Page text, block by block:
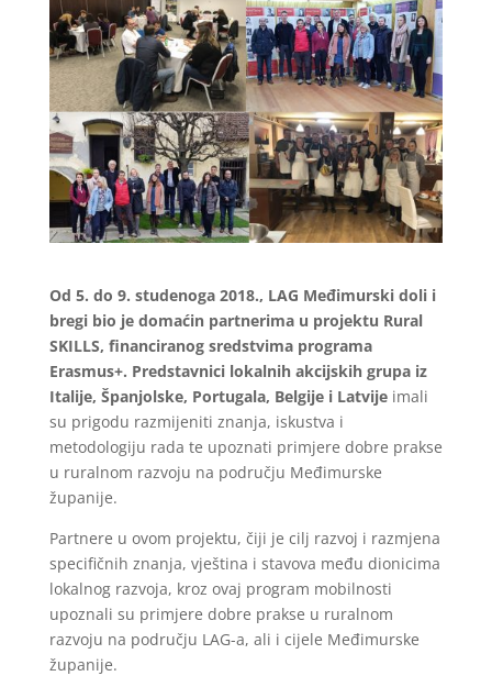
Od 5. do 9. studenoga 2018., LAG Međimurski doli i
bregi bio je domaćin partnerima u projektu Rural
SKILLS, financiranog sredstvima programa
Erasmus+. Predstavnici lokalnih akcijskih grupa iz
Italije, Španjolske, Portugala, Belgije i Latvijeimali
su prigodu razmijeniti znanja, iskustva i
metodologiju rada te upoznati primjere dobre prakse
u ruralnom razvoju na području Međimurske
županije.
Partnere u ovom projektu, čiji je cilj razvoj i razmjena
specifičnih znanja, vještina i stavova među dionicima
lokalnog razvoja, kroz ovaj program mobilnosti
upoznali su primjere dobre prakse u ruralnom
razvoju na području LAG-a, ali i cijele Međimurske
županije.